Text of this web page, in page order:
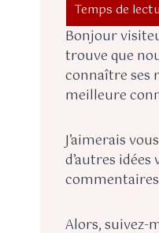
Bonjour
trouve que
connaître ses
meilleure
J’aimerais
d’autres
Alors, suivez-